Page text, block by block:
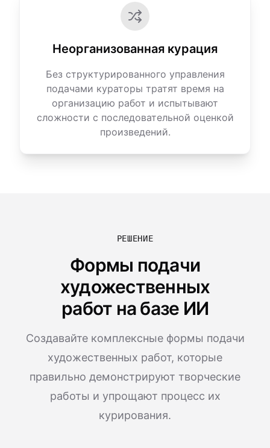
Неорганизованная курация
Без структурированного управления
подачами кураторы тратят время на
организацию работ и испытывают
сложности с последовательной оценкой
произведений.
РЕШЕНИЕ
Формы подачи
художественных
работ на базе ИИ
Создавайте комплексные формы подачи
художественных работ, которые
правильно демонстрируют творческие
работы и упрощают процесс их
курирования.